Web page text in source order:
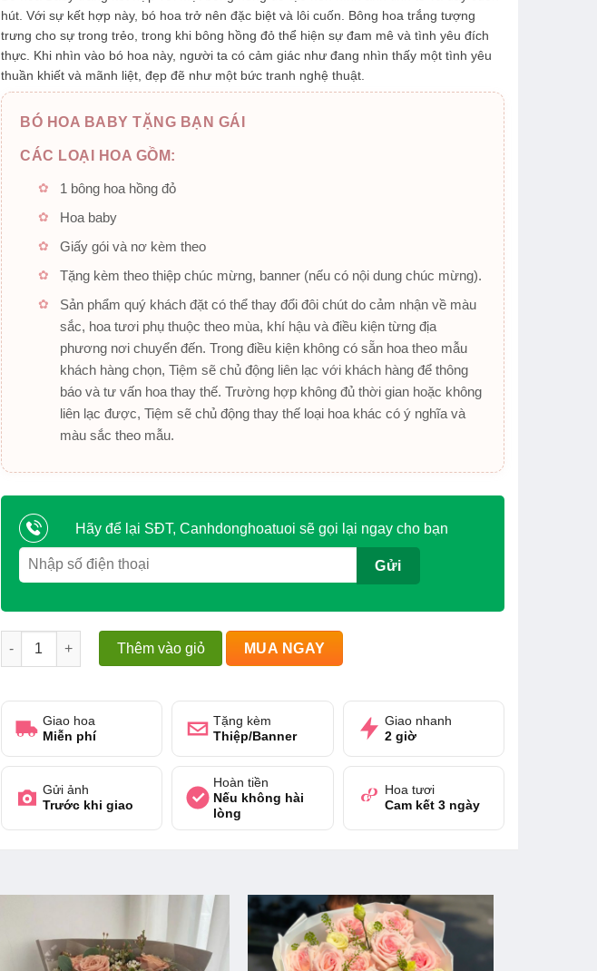
hút. Với sự kết hợp này, bó hoa trở nên đặc biệt và lôi cuốn. Bông hoa trắng tượng
trưng cho sự trong trẻo, trong khi bông hồng đỏ thể hiện sự đam mê và tình yêu đích
thực. Khi nhìn vào bó hoa này, người ta có cảm giác như đang nhìn thấy một tình yêu
thuần khiết và mãnh liệt, đẹp đẽ như một bức tranh nghệ thuật.
BÓ HOA BABY TẶNG BẠN GÁI
CÁC LOẠI HOA GỒM:
1 bông hoa hồng đỏ
Hoa baby
Giấy gói và nơ kèm theo
Tặng kèm theo thiệp chúc mừng, banner (nếu có nội dung chúc mừng).
Sản phẩm quý khách đặt có thể thay đổi đôi chút do cảm nhận về màu
sắc, hoa tươi phụ thuộc theo mùa, khí hậu và điều kiện từng địa
phương nơi chuyển đến. Trong điều kiện không có sẵn hoa theo mẫu
khách hàng chọn, Tiệm sẽ chủ động liên lạc với khách hàng để thông
báo và tư vấn hoa thay thế. Trường hợp không đủ thời gian hoặc không
liên lạc được, Tiệm sẽ chủ động thay thế loại hoa khác có ý nghĩa và
màu sắc theo mẫu.
Hãy để lại SĐT, Canhdonghoatuoi sẽ gọi lại ngay cho bạn
Bó hoa baby tặng bạn gái số lượng
Thêm vào giỏ MUA NGAY
Giao hoa
Miễn phí
Tặng kèm
Thiệp/Banner
Giao nhanh
2 giờ
Gửi ảnh
Trước khi giao
Hoàn tiền
Nếu không hài
lòng
Hoa tươi
Cam kết 3 ngày